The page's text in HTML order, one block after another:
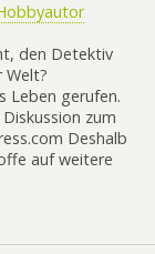
den Detektiv
Welt?
Leben gerufen.
zum
Deshalb
auf weitere